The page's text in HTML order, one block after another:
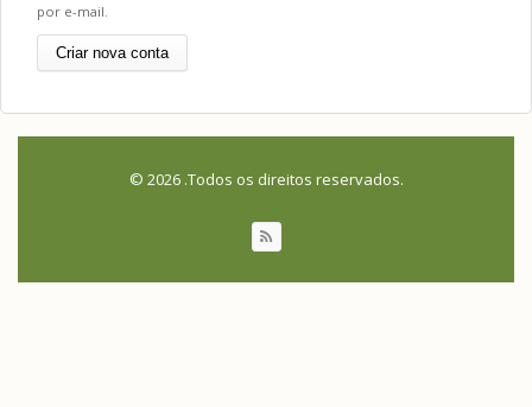
por e-mail.
© 2026 .Todos os direitos reservados.